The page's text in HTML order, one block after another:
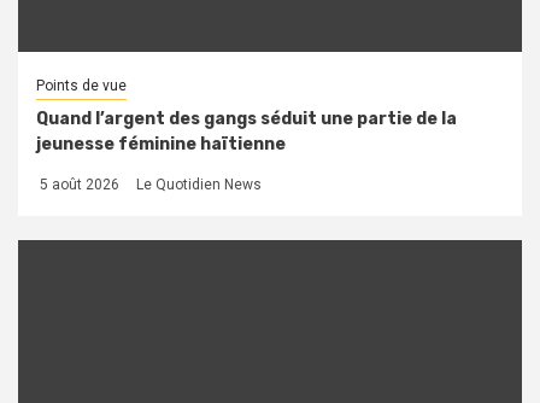
Points de vue
Quand l’argent des gangs séduit une partie de la
jeunesse féminine haïtienne
5 août 2026 Le Quotidien News